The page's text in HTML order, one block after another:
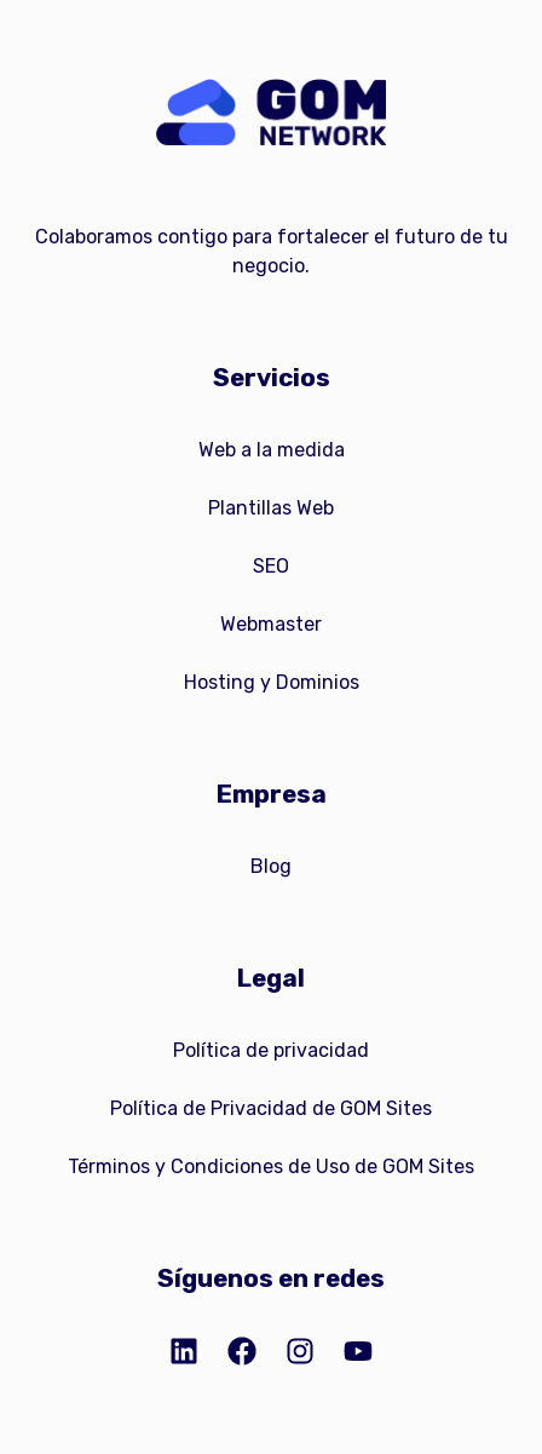
Colaboramos contigo para fortalecer el futuro de tu
negocio.
Servicios
Web a la medida
Plantillas Web
SEO
Webmaster
Hosting y Dominios
Empresa
Blog
Legal
Política de privacidad
Política de Privacidad de GOM Sites
Términos y Condiciones de Uso de GOM Sites
Síguenos en redes